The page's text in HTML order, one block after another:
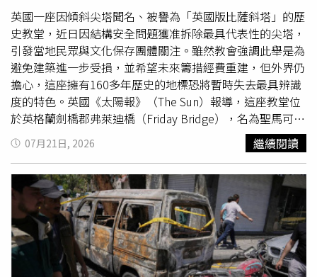
要回家》連拿4座影帝。（圖／海鵬提供）有趣的是，伊尚
卡特戲外竟是個護膚達人，下戲常會敷泥狀面膜、做皮膚護
理，與他在片中灰頭土臉、在公路塵土中連滾帶爬的模樣有
著極大的反差。《我們要回家》入選坎城影展一種注目單
元，入圍今年奧斯卡最佳國際電影15強，在各平台皆獲得高
度評價。伊尚卡特也因為片中的精湛演出，連續榮獲印度金
偶像獎、印度News18電影獎以及印度FOI在線獎等四座影
帝大獎，並獲Pinkvilla銀幕獎年度突破性演出大獎。再加上
他扎實的舞蹈實力，除被視為為當代寶萊塢實力派新星的代
表，更獲票選名列「寶萊塢最炙手可熱的單身漢」。《我們
要回家》劇情敘述：兩位印度窮困小村長大的好友穆斯林青
年修伊（伊尚卡特 飾）與低種姓青年前登（維夏爾傑特
瓦 Vishal Jethwa 飾），決定一起報考警察學校，以找回被
剝奪的尊嚴、並扭轉命運。未料前登幸運考上，修伊卻名落
孫山，終讓這段深厚的友誼面臨了嚴峻的考驗與危機。《我
們要回家》由好萊塢名導馬丁史柯西斯擔任執行製片，獲讚
英國一座因傾斜尖塔聞名、被譽為「英國版比薩斜塔」的歷
史教堂，近日因結構安全問題獲准拆除最具代表性的尖塔，
引發當地民眾與文化保存團體關注。雖然教會強調此舉是為
避免建築進一步受損，並希望未來籌措經費重建，但外界仍
擔心，這座擁有160多年歷史的地標恐將暫時失去最具辨識
度的特色。英國《太陽報》（The Sun）報導，這座教堂位
於英格蘭劍橋郡弗萊迪橋（Friday Bridge），名為聖馬可教
堂（Church of St Mark），屬於英國二級登錄歷史建築
（Grade II-listed）。由於教堂尖塔長年向一側傾斜，當地
居民暱稱它為「沼澤地的比薩斜塔」（Pisa of the
Fens），也讓它成為當地最具代表性的景點之一。據了
解，聖馬可教堂建於19世紀，至今已有超過160年歷史。由
於當年尖塔採用較薄的磚塊興建，歷經歲月後逐漸產生明顯
傾斜，不僅影響建築結構，也造成排水不良及屋頂漏水等問
題。去年，這座教堂更因保存狀況惡化，被英格蘭歷史建築
局（Historic England）列入「瀕危文化資產名錄」
07月21日, 2026 繼續閱讀